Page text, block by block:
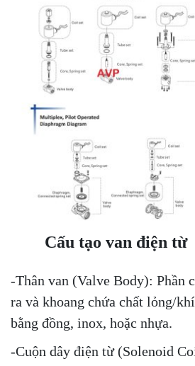
Cấu tạo van điện từ
-Thân van (Valve Body): Phần
ra và khoang chứa chất lỏng/
bằng đồng, inox, hoặc nhựa.
-Cuộn dây điện từ (Solenoid